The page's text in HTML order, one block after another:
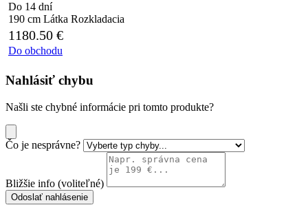
Do 14 dní
190 cm Látka Rozkladacia
1180.50 €
Do obchodu
Nahlásiť chybu
Našli ste chybné informácie pri tomto produkte?
Čo je nesprávne?
Bližšie info (voliteľné)
Odoslať nahlásenie